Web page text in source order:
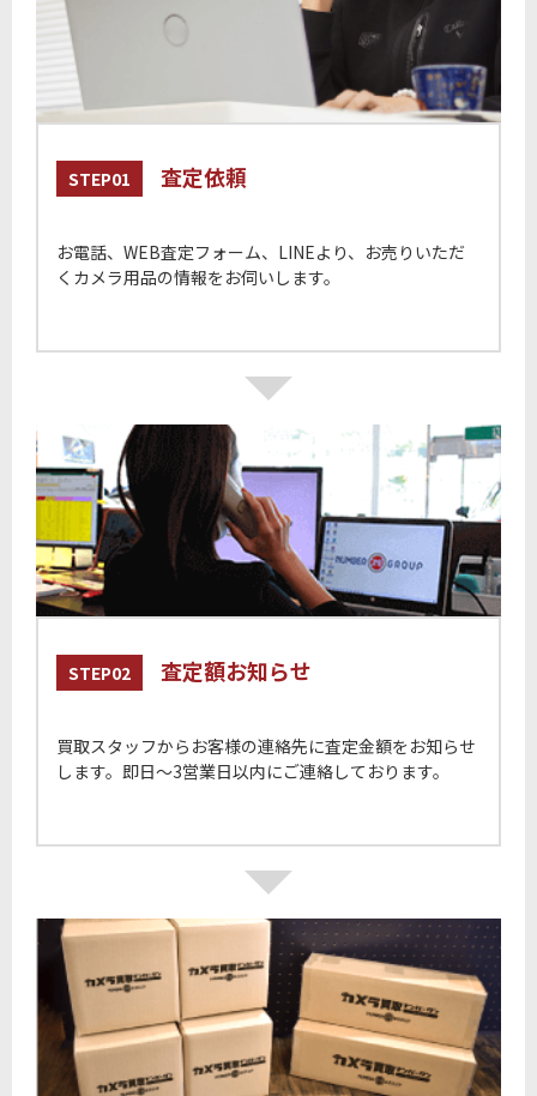
STEP01 査定依頼
お電話、WEB査定フォーム、LINEより、お売りいただ
くカメラ用品の情報をお伺いします。
STEP02 査定額お知らせ
買取スタッフからお客様の連絡先に査定金額をお知らせ
します。即日〜3営業日以内にご連絡しております。